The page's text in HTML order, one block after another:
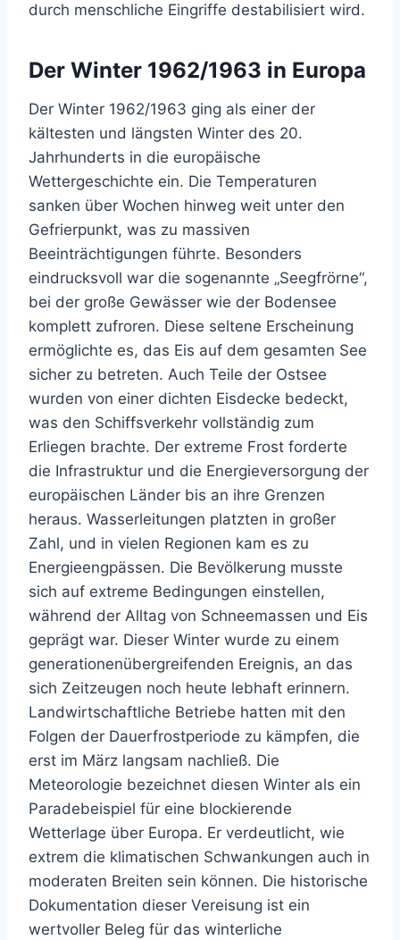
durch menschliche Eingriffe destabilisiert wird.
Der Winter 1962/1963 in Europa
Der Winter 1962/1963 ging als einer der
kältesten und längsten Winter des 20.
Jahrhunderts in die europäische
Wettergeschichte ein. Die Temperaturen
sanken über Wochen hinweg weit unter den
Gefrierpunkt, was zu massiven
Beeinträchtigungen führte. Besonders
eindrucksvoll war die sogenannte „Seegfrörne“,
bei der große Gewässer wie der Bodensee
komplett zufroren. Diese seltene Erscheinung
ermöglichte es, das Eis auf dem gesamten See
sicher zu betreten. Auch Teile der Ostsee
wurden von einer dichten Eisdecke bedeckt,
was den Schiffsverkehr vollständig zum
Erliegen brachte. Der extreme Frost forderte
die Infrastruktur und die Energieversorgung der
europäischen Länder bis an ihre Grenzen
heraus. Wasserleitungen platzten in großer
Zahl, und in vielen Regionen kam es zu
Energieengpässen. Die Bevölkerung musste
sich auf extreme Bedingungen einstellen,
während der Alltag von Schneemassen und Eis
geprägt war. Dieser Winter wurde zu einem
generationenübergreifenden Ereignis, an das
sich Zeitzeugen noch heute lebhaft erinnern.
Landwirtschaftliche Betriebe hatten mit den
Folgen der Dauerfrostperiode zu kämpfen, die
erst im März langsam nachließ. Die
Meteorologie bezeichnet diesen Winter als ein
Paradebeispiel für eine blockierende
Wetterlage über Europa. Er verdeutlicht, wie
extrem die klimatischen Schwankungen auch in
moderaten Breiten sein können. Die historische
Dokumentation dieser Vereisung ist ein
wertvoller Beleg für das winterliche